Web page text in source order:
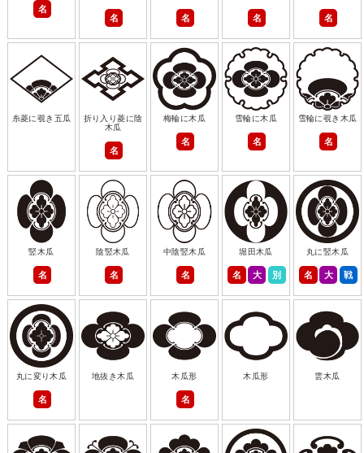
名
名 名 名 名
糸菱に覗き五瓜
折り入り菱に陰
木瓜
名
梅輪に木瓜
名
雪輪に木瓜
名
雪輪に覗き木瓜
名
竪木瓜
名
陰竪木瓜
名
中陰竪木瓜
名
堀田木瓜
名 大 別
丸に竪木瓜
名 大 戦
丸に変り木瓜
名
地抜き木瓜 木瓜形
名
木瓜形 雲木瓜